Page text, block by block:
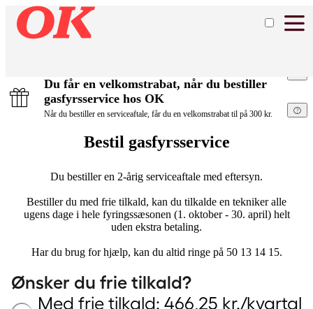
Du får en velkomstrabat, når du bestiller
gasfyrsservice hos OK
Når du bestiller en serviceaftale, får du en velkomstrabat til på 300 kr.
Bestil gasfyrsservice
Du bestiller en 2-årig serviceaftale med eftersyn.
Bestiller du med frie tilkald, kan du tilkalde en tekniker alle
ugens dage i hele fyringssæsonen (1. oktober - 30. april) helt
uden ekstra betaling.
Har du brug for hjælp, kan du altid ringe på 50 13 14 15.
Ønsker du frie tilkald?
Med frie tilkald: 466,25 kr./kvartal